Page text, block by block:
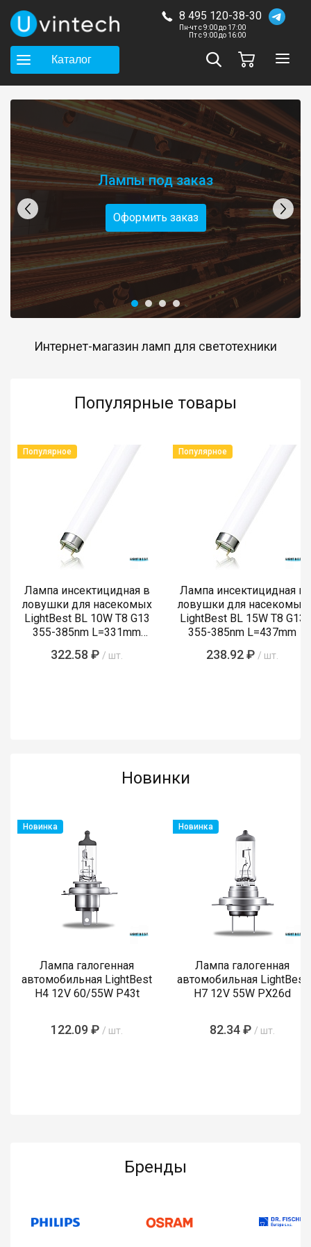
8 495 120-38-30
Пн-чт с 9:00 до 17:00
Пт с 9:00 до 16:00
Каталог
Лампы под заказ
Оформить заказ
Интернет-магазин ламп для светотехники
Популярные товары
Популярное
Лампа инсектицидная в
ловушки для насекомых
LightBest BL 10W T8 G13
355-385nm L=331mm
322.58 ₽ / шт.
Популярное
Лампа инсектицидная в
ловушки для насекомых
LightBest BL 15W T8 G13
355-385nm L=437mm
238.92 ₽ / шт.
Новинки
Новинка
Лампа галогенная
автомобильная LightBest
H4 12V 60/55W P43t
122.09 ₽ / шт.
Новинка
Лампа галогенная
автомобильная LightBest
H7 12V 55W PX26d
82.34 ₽ / шт.
Бренды